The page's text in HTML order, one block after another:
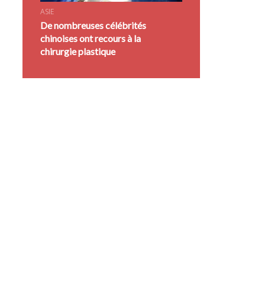
ASIE
De nombreuses célébrités
chinoises ont recours à la
chirurgie plastique